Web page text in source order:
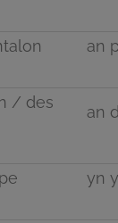
an
/ des
an
yn